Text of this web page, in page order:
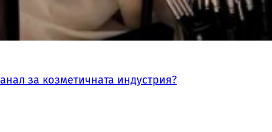
за козметичната индустрия?